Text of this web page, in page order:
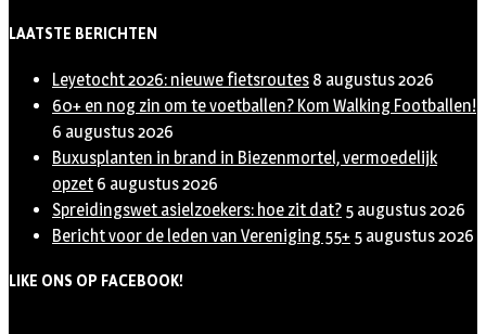
LAATSTE BERICHTEN
Leyetocht 2026: nieuwe fietsroutes 8 augustus 2026
60+ en nog zin om te voetballen? Kom Walking Footballen!
6 augustus 2026
Buxusplanten in brand in Biezenmortel, vermoedelijk
opzet 6 augustus 2026
Spreidingswet asielzoekers: hoe zit dat? 5 augustus 2026
Bericht voor de leden van Vereniging 55+ 5 augustus 2026
LIKE ONS OP FACEBOOK!